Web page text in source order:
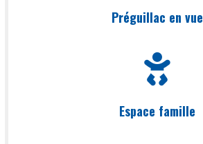
Préguillac en vue
Espace famille